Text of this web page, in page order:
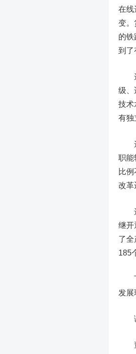
在线
变。
的铁
到了
级、
技术
有独
职能
比
改革
继开
了全
185
下
发展
谢